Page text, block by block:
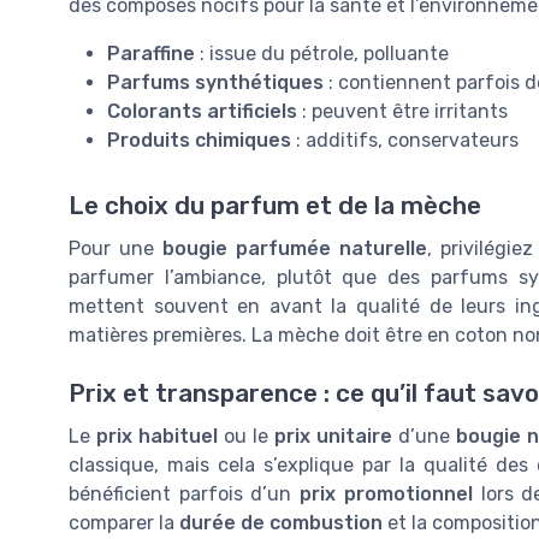
des composés nocifs pour la santé et
Paraffine : issue du pétrole, polluante
Parfums synthétiques : contiennent parfois
Colorants artificiels : peuvent être irritants
Produits chimiques : additifs, conservateurs
Le choix du parfum et de la mèche
Pour une bougie parfumée naturelle,
parfumer l’ambiance, plutôt que des parfums
mettent souvent en avant la qualité de leurs
matières premières. La mèche doit être en coton
Prix et transparence : ce qu’il faut
Le prix habituel ou le prix unitaire d’une bougie
classique, mais cela s’explique par la qualité
bénéficient parfois d’un prix promotionnellors
comparer la durée de combustion et la